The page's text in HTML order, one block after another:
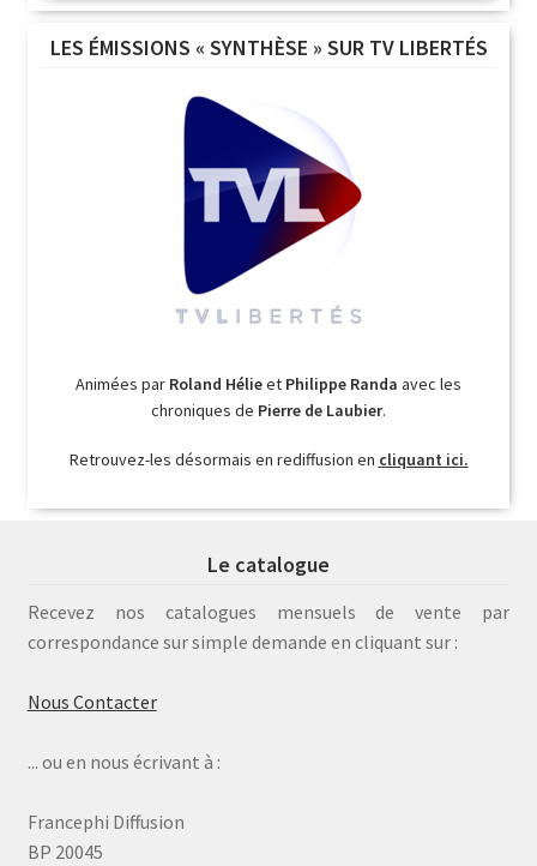
LES ÉMISSIONS « SYNTHÈSE » SUR TV LIBERTÉS
Animées par Roland Hélieet Philippe Randa avec les
chroniques de Pierre de Laubier.
Retrouvez-les désormais en rediffusion en cliquant ici.
Le catalogue
Recevez nos catalogues mensuels de vente par
correspondance sur simple demande en cliquant sur :
Nous Contacter
... ou en nous écrivant à :
Francephi Diffusion
BP 20045